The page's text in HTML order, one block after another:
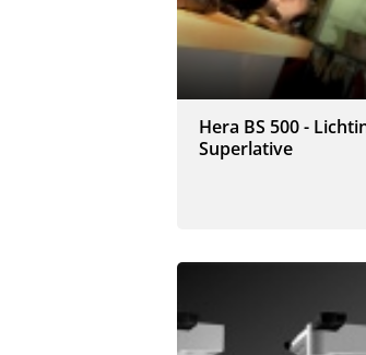
Hera BS 500 -
Superlative